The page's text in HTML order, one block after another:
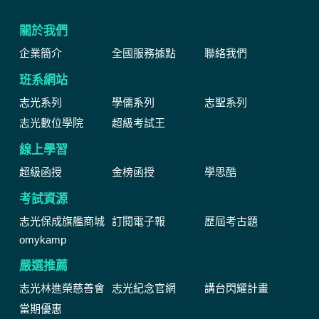
關於我們
企業簡介 全國服務據點 聯絡我們
班系網站
志光系列 學儒系列
志聖系列
志光數位學院
超級考試王
線上學習
超級函授 金榜函授 學思酷
考試資源
志光保成旗艦商城 訂閱電子報
歷屆考古題
omykamp
嚴選推薦
志光林進榮慈善會 志光紀念官網
講台閃耀計畫
當期優惠